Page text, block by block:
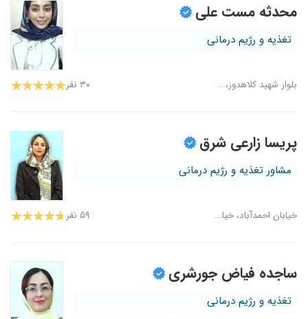
محدثه مست علی
تغذیه و رژیم درمانی
بلوار شهید کلاهدوز،... ۳۰ نفر
پریسا زارعی شرق
مشاور تغذیه و رژیم درمانی
خیابان احمدآباد، خیا... ۵۹ نفر
ساجده فیاض جورشری
تغذیه و رژیم درمانی